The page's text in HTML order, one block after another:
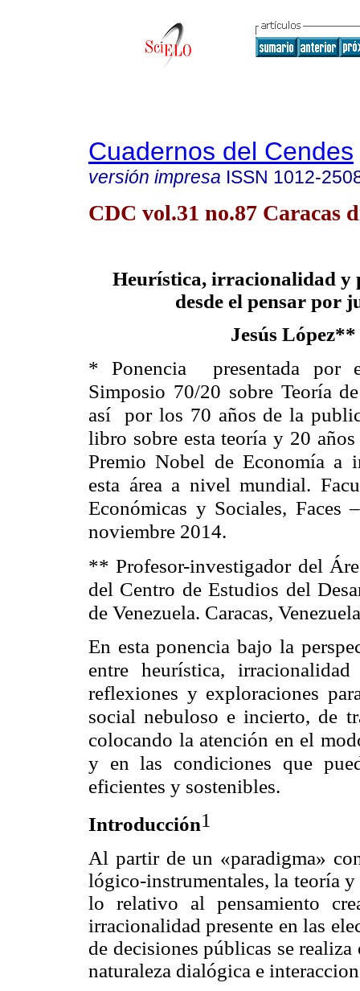
Cuadernos del Cendes
versión impresa ISSN 1012-
CDC vol.31 no.87 Caracas
Heurística, irracionalidad y
desde el pensar por
Jesús López**
* Ponencia
presentada
Simposio 70/20 sobre Teoría
así
por los 70 años de la
libro sobre esta teoría y 20
Premio Nobel de Economía a
esta área a nivel mundial.
Económicas y Sociales, Faces
noviembre 2014.
** Profesor-investigador del
del Centro de Estudios del
de Venezuela. Caracas,
En esta ponencia bajo la
entre heurística,
reflexiones y exploraciones
social nebuloso e incierto, de
colocando la atención en el
y en las condiciones que
eficientes y sostenibles.
Introducción1
Al partir de un «paradigma»
lógico-instrumentales, la teoría
lo relativo al pensamiento
irracionalidad presente en las
de decisiones públicas se
naturaleza dialógica e